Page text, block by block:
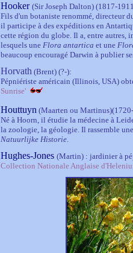
Hooker (Sir Joseph Dalton) (1817-
Fils d'un botaniste renommé, directeur
il participe à des expéditions en
cette région du globe. Il a, entre autres,
lesquels une Flora antartica et une
beaucoup encouragé Darwin à publier
Horvath (Brent) (?-):
Pépniériste américain (Illinois, USA)
Sunrise'
Houttuyn (Maarten ou Martinus)
Né à Hoorn, il étudie la médecine à
la zoologie, la géologie. Il rassemble
Natuurlijke Historie.
Hughes-Jones (Martin) : jardinier à
Collection Nationale Anglaise